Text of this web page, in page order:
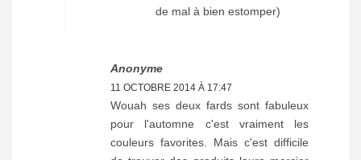
de mal à bien estomper)
Anonyme
11 OCTOBRE 2014 À 17:47
Wouah ses deux fards sont fabuleux
pour l'automne c'est vraiment les
couleurs favorites. Mais c'est difficile